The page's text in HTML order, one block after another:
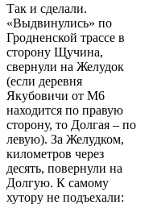
Так и сделали.
«Выдвинулись» по
Гродненской трассе в
сторону Щучина,
свернули на Желудок
(если деревня
Якубовичи от М6
находится по правую
сторону, то Долгая – по
левую). За Желудком,
километров через
десять, повернули на
Долгую. К самому
хутору не подъехали: